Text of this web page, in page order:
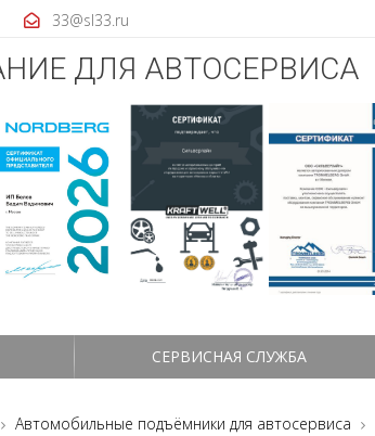
33@sl33.ru
ДЛЯ АВТОСЕРВИСА
СЕРВИСНАЯ СЛУЖБА
Автомобильные подъёмники для автосервиса